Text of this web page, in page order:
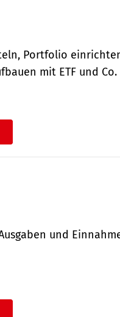
Portfolio
mit ETF und
und